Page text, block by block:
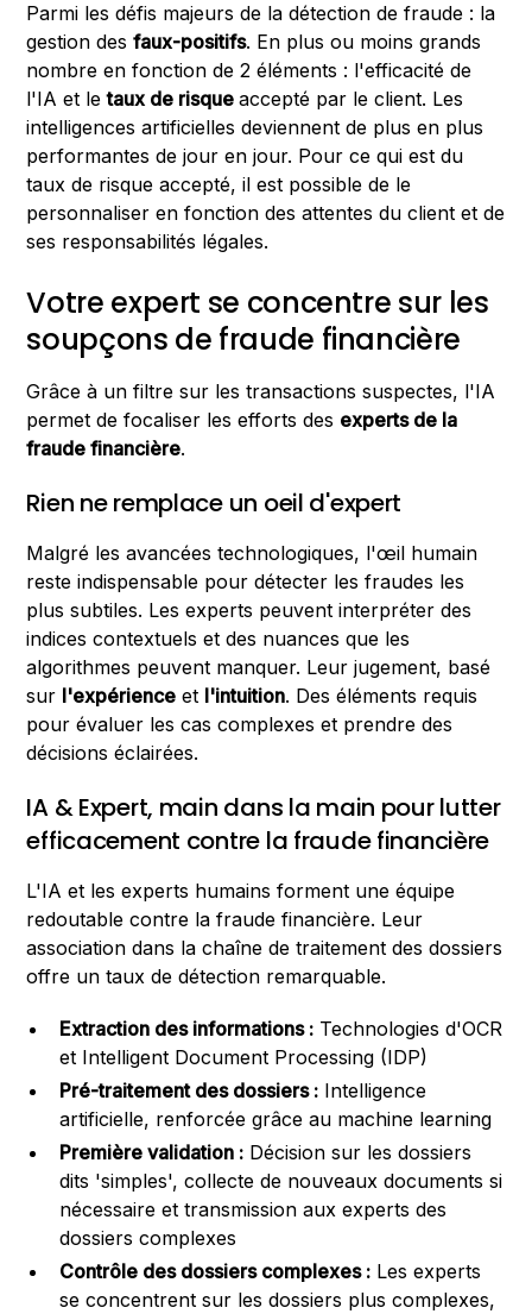
Parmi les défis majeurs de la détection de fraude : la
gestion desfaux-positifs. En plus ou moins grands
nombre en fonction de 2 éléments : l'efficacité de
l'IA et letaux de risqueaccepté par le client. Les
intelligences artificielles deviennent de plus en plus
performantes de jour en jour. Pour ce qui est du
taux de risque accepté, il est possible de le
personnaliser en fonction des attentes du client et de
ses responsabilités légales.
Votre expert se concentre sur les
soupçons de fraude financière
Grâce à un filtre sur les transactions suspectes, l'IA
permet de focaliser les efforts des experts de la
fraude financière.
Rien ne remplace un oeil d'expert
Malgré les avancées technologiques, l'œil humain
reste indispensable pour détecter les fraudes les
plus subtiles. Les experts peuvent interpréter des
indices contextuels et des nuances que les
algorithmes peuvent manquer. Leur jugement, basé
sur l'expérience et l'intuition. Des éléments requis
pour évaluer les cas complexes et prendre des
décisions éclairées.
IA & Expert, main dans la main pour lutter
efficacement contre la fraude financière
L'IA et les experts humains forment une équipe
redoutable contre la fraude financière. Leur
association dans la chaîne de traitement des dossiers
offre un taux de détection remarquable.
Extraction des informations : Technologies d'OCR
et Intelligent Document Processing (IDP)
Pré-traitement des dossiers : Intelligence
artificielle, renforcée grâce au machine learning
Première validation : Décision sur les dossiers
dits 'simples', collecte de nouveaux documents si
nécessaire et transmission aux experts des
dossiers complexes
Contrôle des dossiers complexes : Les experts
se concentrent sur les dossiers plus complexes,